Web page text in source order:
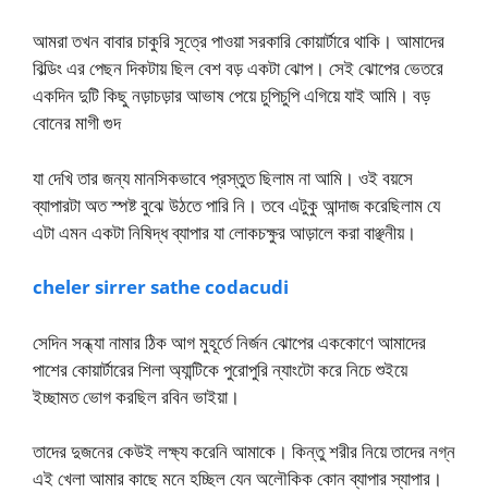
আমরা তখন বাবার চাকুরি সূত্রে পাওয়া সরকারি কোয়ার্টারে থাকি। আমাদের
বিল্ডিং এর পেছন দিকটায় ছিল বেশ বড় একটা ঝোপ। সেই ঝোপের ভেতরে
একদিন দুটি কিছু নড়াচড়ার আভাষ পেয়ে চুপিচুপি এগিয়ে যাই আমি। বড়
বোনের মাগী গুদ
যা দেখি তার জন্য মানসিকভাবে প্রস্তুত ছিলাম না আমি। ওই বয়সে
ব্যাপারটা অত স্পষ্ট বুঝে উঠতে পারি নি। তবে এটুকু আন্দাজ করেছিলাম যে
এটা এমন একটা নিষিদ্ধ ব্যাপার যা লোকচক্ষুর আড়ালে করা বাঞ্ছনীয়।
cheler sirrer sathe codacudi
সেদিন সন্ধ্যা নামার ঠিক আগ মুহূর্তে নির্জন ঝোপের এককোণে আমাদের
পাশের কোয়ার্টারের শিলা অ্যান্টিকে পুরোপুরি ন্যাংটো করে নিচে শুইয়ে
ইচ্ছামত ভোগ করছিল রবিন ভাইয়া।
তাদের দুজনের কেউই লক্ষ্য করেনি আমাকে। কিন্তু শরীর নিয়ে তাদের নগ্ন
এই খেলা আমার কাছে মনে হচ্ছিল যেন অলৌকিক কোন ব্যাপার স্যাপার।